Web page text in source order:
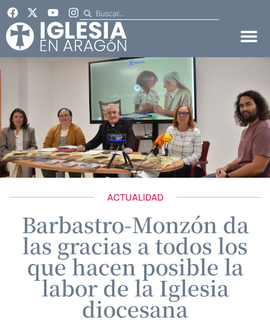
ACTUALIDAD
Barbastro-Monzón da
las gracias a todos los
que hacen posible la
labor de la Iglesia
diocesana